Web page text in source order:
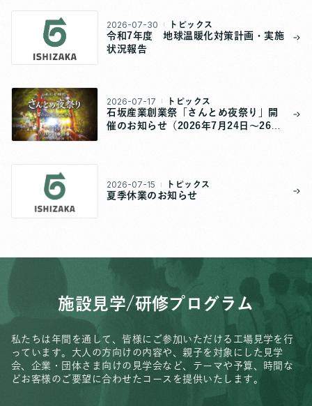
2026-07-30 トピックス
令和7年度 地球温暖化対策計画・実施
状況報告
2026-07-17 トピックス
石坂産業創業祭「さんとめ夜祭り」開
催のお知らせ（2026年7月24日～26
2026-07-15 トピックス
夏季休業のお知らせ
施設見学/研修プログラム
私たちは年間を通して、皆様にご参加いただける工場見学を行
っています。 大人の方向けの内容や、親子を対象にした見学
会、 企業・団体さま向けの見学会など、 テーマや予算、時間な
どお客様のご要望に合わせたコースを提供いたします。